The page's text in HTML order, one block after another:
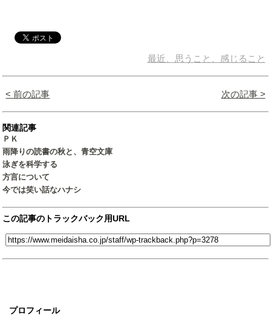
プロフィール
最近、思うこと、感じること
< 前の記事 次の記事 >
関連記事
ＰＫ
雨降りの読書の秋と、青空文庫
泳ぎを科学する
方言について
今では笑い話なハナシ
この記事のトラックバック用URL